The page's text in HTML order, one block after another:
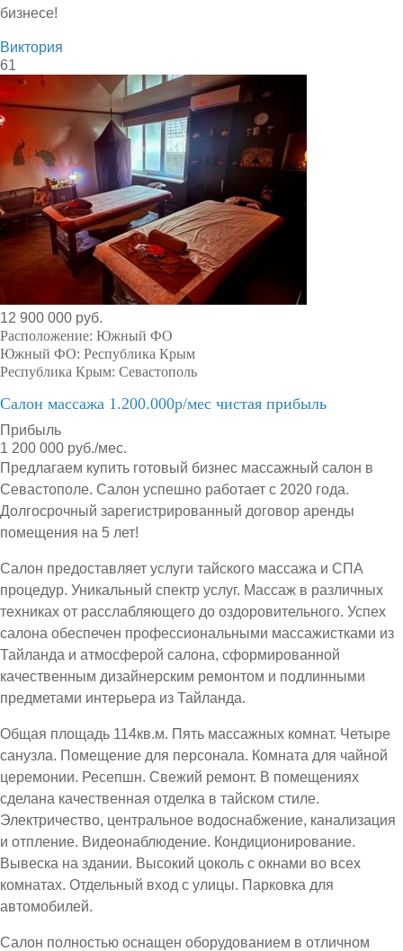
бизнесе!
Виктория
61
12 900 000 руб.
Расположение: Южный ФО
Южный ФО: Республика Крым
Республика Крым: Севастополь
Салон массажа 1.200.000р/мес чистая прибыль
Прибыль
1 200 000 руб./мес.
Предлагаем купить готовый бизнес массажный салон в
Севастополе. Салон успешно работает с 2020 года.
Долгосрочный зарегистрированный договор аренды
помещения на 5 лет!
Салон предоставляет услуги тайского массажа и СПА
процедур. Уникальный спектр услуг. Массаж в различных
техниках от расслабляющего до оздоровительного. Успех
салона обеспечен профессиональными массажистками из
Тайланда и атмосферой салона, сформированной
качественным дизайнерским ремонтом и подлинными
предметами интерьера из Тайланда.
Общая площадь 114кв.м. Пять массажных комнат. Четыре
санузла. Помещение для персонала. Комната для чайной
церемонии. Ресепшн. Свежий ремонт. В помещениях
сделана качественная отделка в тайском стиле.
Электричество, центральное водоснабжение, канализация
и отпление. Видеонаблюдение. Кондиционирование.
Вывеска на здании. Высокий цоколь с окнами во всех
комнатах. Отдельный вход с улицы. Парковка для
автомобилей.
Салон полностью оснащен оборудованием в отличном